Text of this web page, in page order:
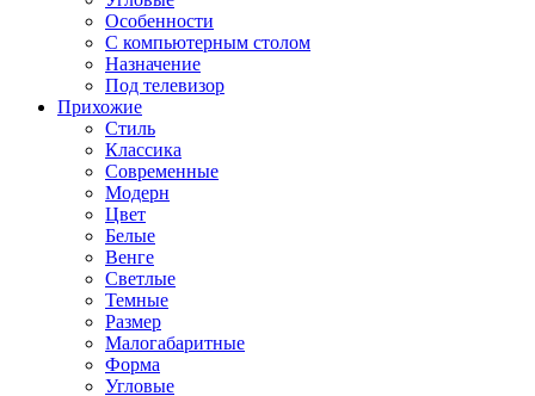
Особенности
С компьютерным столом
Назначение
Под телевизор
Прихожие
Стиль
Классика
Современные
Модерн
Цвет
Белые
Венге
Светлые
Темные
Размер
Малогабаритные
Форма
Угловые